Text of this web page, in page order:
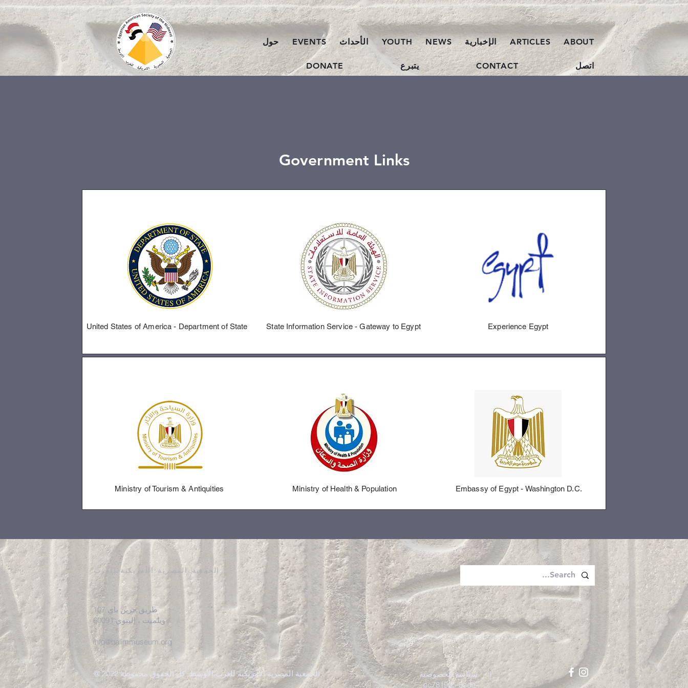
حول EVENTS الأحداث YOUTH NEWS الإخبارية ARTICLES ABOUT
DONATE يتبرع CONTACT اتصل
Government Links
United States of America - Department of State State Information Service - Gateway to Egypt Experience Egypt
Ministry of Tourism & Antiquities Ministry of Health & Population Embassy of Egypt - Washington D.C.
الجمعية المصرية الأمريكية للغرب
107 طريق جرين باي
ويلميت ، إلينوي 60091
info@halimmuseum.org
@ 2022 الجمعية المصرية الأمريكية للغرب الأوسط. كل الحقوق محفوظة.
سياسة الخصوصية |
_cc781905-5cde-